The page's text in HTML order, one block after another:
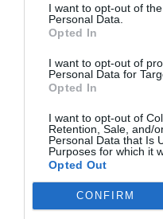
I want to opt-out of
Personal Data.
Opted In
I want to opt-out of
Personal Data for
Opted In
I want to opt-out of
Retention, Sale, and/
Personal Data that Is
Purposes for which it
Opted Out
CONFIRM
عرض الملف أو تحريره.
المستندات فقط، بل هناك
أيضًا Google Sheets، وهي خدمة محاسبية تقدمها Google وهي